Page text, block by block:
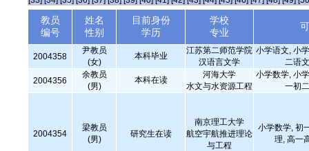
教员
编号
姓名
性别
目前身份
学历
学校
专业
2004358
尹教员
(女)
本科毕业
江苏第二师范学院
汉语言文学
小学语文, 小
二语
2004356
余教员
(男)
本科在读
河海大学
水文与水资源工程
小学数学, 小
一初
2004354
梁教员
(男)
研究生在读
南京理工大学
航空宇航推进理论
与工程
小学数学, 初
理, 高一